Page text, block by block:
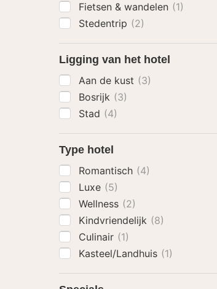
Fietsen & wandelen (1)
Stedentrip (2)
Ligging van het hotel
Aan de kust (3)
Bosrijk (3)
Stad (4)
Type hotel
Romantisch (4)
Luxe (5)
Wellness (2)
Kindvriendelijk (8)
Culinair (1)
Kasteel/Landhuis (1)